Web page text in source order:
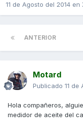
11 de Agosto del 2014 en
ANTERIOR
Motard
Publicado 11 de
Hola compañeros,
medidor de aceite del